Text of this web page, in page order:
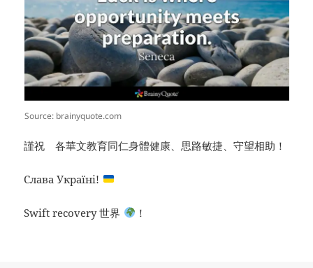
Source: brainyquote.com
謹祝 各華文教育同仁身體健康、思路敏捷、守望相助！
Слава Україні!
Swift recovery 世界 ！